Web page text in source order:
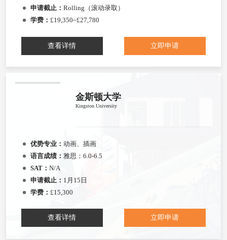
申请截止： Rolling（滚动录取）
学费： £19,350~£27,780
查看详情 立即申请
金斯顿大学
Kingston University
优势专业： 动画、插画
语言成绩： 雅思：6.0-6.5
SAT： N/A
申请截止： 1月15日
学费： £15,300
查看详情 立即申请